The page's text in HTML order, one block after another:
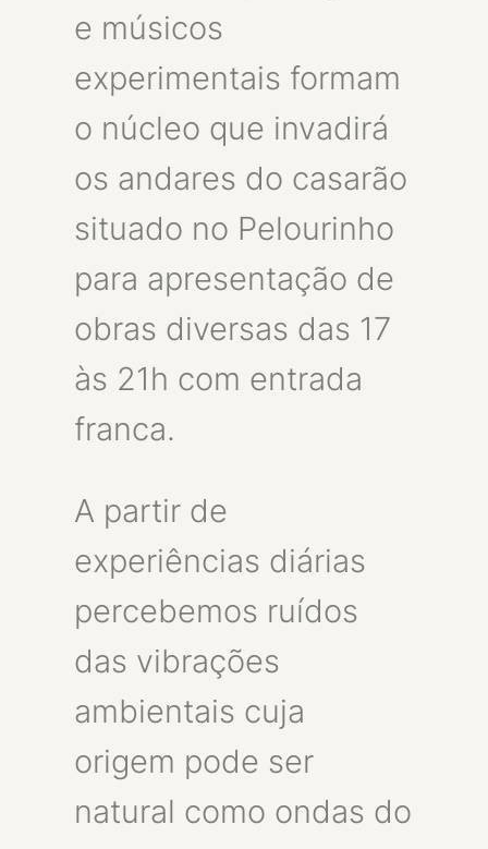
e músicos
experimentais formam
o núcleo que invadirá
os andares do casarão
situado no Pelourinho
para apresentação de
obras diversas das 17
às 21h com entrada
franca.
A partir de
experiências diárias
percebemos ruídos
das vibrações
ambientais cuja
origem pode ser
natural como ondas do